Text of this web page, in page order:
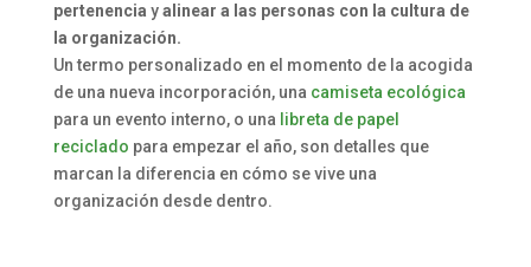
pertenencia yalinear a las personas con la cultura de
la organización.
Un termo personalizado en el momento de la acogida
de una nueva incorporación, una camiseta ecológica
para un evento interno, o una libreta de papel
reciclado para empezar el año, son detalles que
marcan la diferencia en cómo se vive una
organización desde dentro.